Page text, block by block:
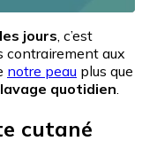
jours, c’est
contrairement aux
notre peau plus que
quotidien.
cutané